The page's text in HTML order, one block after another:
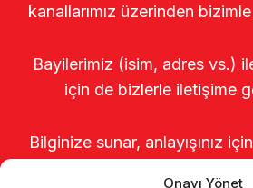
Onayı Yönet
kanallarımız üzerinden
Bayilerimiz (isim, adres vs.)
için de bizlerle iletişime
Bilginize sunar, anlayışınız